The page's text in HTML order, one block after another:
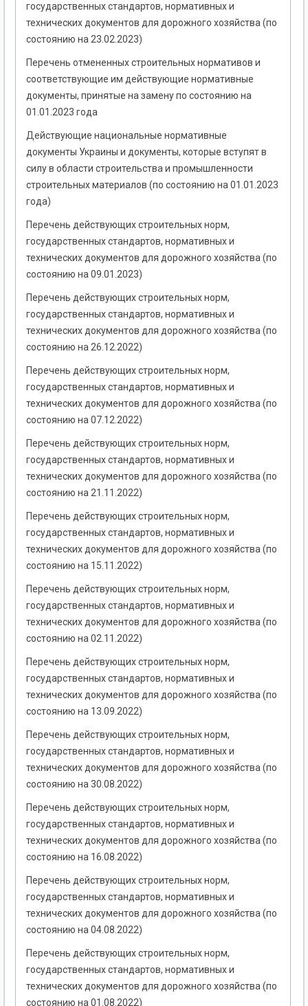
государственных стандартов, нормативных и
технических документов для дорожного хозяйства (по
состоянию на 23.02.2023)
Перечень отмененных строительных нормативов и
соответствующие им действующие нормативные
документы, принятые на замену по состоянию на
01.01.2023 года
Действующие национальные нормативные
документы Украины и документы, которые вступят в
силу в области строительства и промышленности
строительных материалов (по состоянию на 01.01.2023
года)
Перечень действующих строительных норм,
государственных стандартов, нормативных и
технических документов для дорожного хозяйства (по
состоянию на 09.01.2023)
Перечень действующих строительных норм,
государственных стандартов, нормативных и
технических документов для дорожного хозяйства (по
состоянию на 26.12.2022)
Перечень действующих строительных норм,
государственных стандартов, нормативных и
технических документов для дорожного хозяйства (по
состоянию на 07.12.2022)
Перечень действующих строительных норм,
государственных стандартов, нормативных и
технических документов для дорожного хозяйства (по
состоянию на 21.11.2022)
Перечень действующих строительных норм,
государственных стандартов, нормативных и
технических документов для дорожного хозяйства (по
состоянию на 15.11.2022)
Перечень действующих строительных норм,
государственных стандартов, нормативных и
технических документов для дорожного хозяйства (по
состоянию на 02.11.2022)
Перечень действующих строительных норм,
государственных стандартов, нормативных и
технических документов для дорожного хозяйства (по
состоянию на 13.09.2022)
Перечень действующих строительных норм,
государственных стандартов, нормативных и
технических документов для дорожного хозяйства (по
состоянию на 30.08.2022)
Перечень действующих строительных норм,
государственных стандартов, нормативных и
технических документов для дорожного хозяйства (по
состоянию на 16.08.2022)
Перечень действующих строительных норм,
государственных стандартов, нормативных и
технических документов для дорожного хозяйства (по
состоянию на 04.08.2022)
Перечень действующих строительных норм,
государственных стандартов, нормативных и
технических документов для дорожного хозяйства (по
состоянию на 01.08.2022)